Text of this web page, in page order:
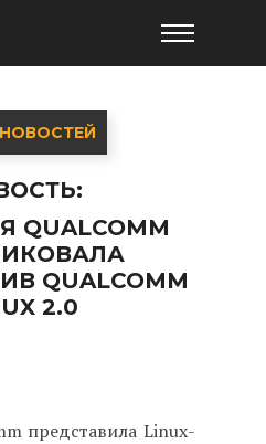
QUALCOMM
2.0
представила Linux-